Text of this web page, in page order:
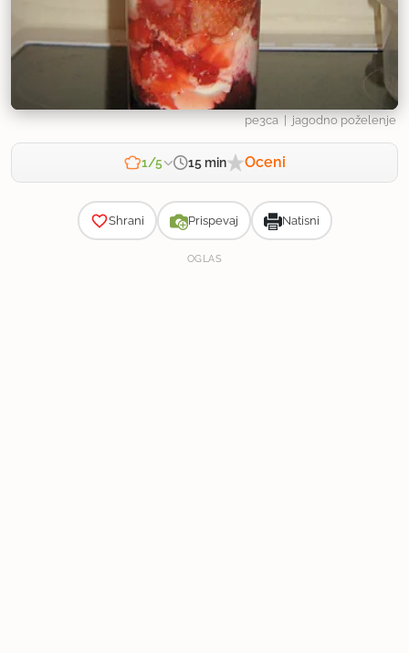
pe3ca | jagodno poželenje
1/5 15 min Oceni
Shrani Prispevaj Natisni
OGLAS